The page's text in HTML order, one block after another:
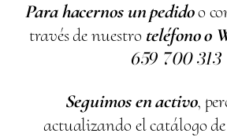
Para hacernos un pedidoo
través de nuestro teléfono o
659 700313
Seguimos en activo,
actualizando el catálogo